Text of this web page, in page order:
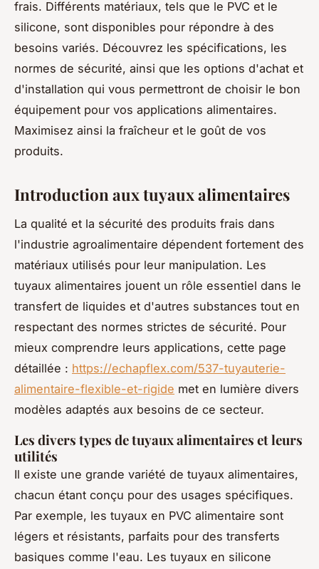
frais. Différents matériaux, tels que le PVC et le
silicone, sont disponibles pour répondre à des
besoins variés. Découvrez les spécifications, les
normes de sécurité, ainsi que les options d'achat et
d'installation qui vous permettront de choisir le bon
équipement pour vos applications alimentaires.
Maximisez ainsi la fraîcheur et le goût de vos
produits.
Introduction aux tuyaux alimentaires
La qualité et la sécurité des produits frais dans
l'industrie agroalimentaire dépendent fortement des
matériaux utilisés pour leur manipulation. Les
tuyaux alimentaires jouent un rôle essentiel dans le
transfert de liquides et d'autres substances tout en
respectant des normes strictes de sécurité. Pour
mieux comprendre leurs applications, cette page
détaillée : https://echapflex.com/537-tuyauterie-
alimentaire-flexible-et-rigide met en lumière divers
modèles adaptés aux besoins de ce secteur.
Les divers types de tuyaux alimentaires et leurs
utilités
Il existe une grande variété de tuyaux alimentaires,
chacun étant conçu pour des usages spécifiques.
Par exemple, les tuyaux en PVC alimentaire sont
légers et résistants, parfaits pour des transferts
basiques comme l'eau. Les tuyaux en silicone